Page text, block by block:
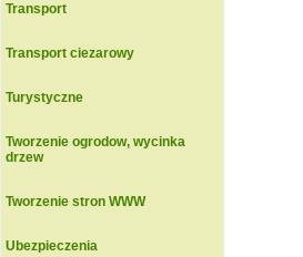
Transport
Transport ciezarowy
Turystyczne
Tworzenie ogrodow, wycinka
drzew
Tworzenie stron WWW
Ubezpieczenia